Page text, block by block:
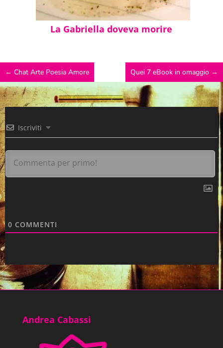
La Gabriella doveva morire
← Chat Arte Poesia Amore Quei 7 eBook in omaggio →
Iscriviti
0 COMMENTI
Andrea Cabassi